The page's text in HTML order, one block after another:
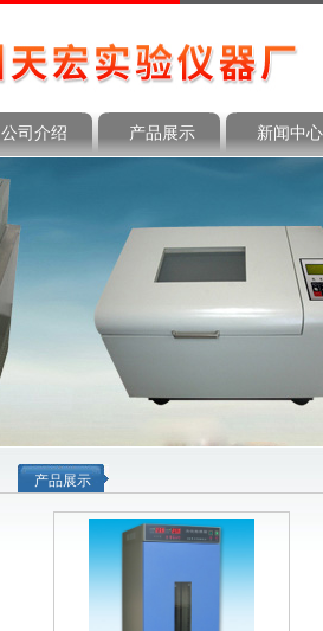
公司介绍 产品展示 新闻中心
产品展示